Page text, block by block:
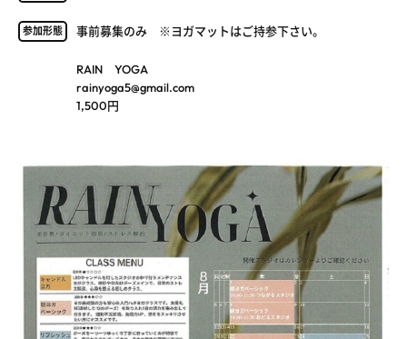
参加形態 事前募集のみ ※ヨガマットはご持参下さい。
RAIN YOGA
rainyoga5@gmail.com
1,500円